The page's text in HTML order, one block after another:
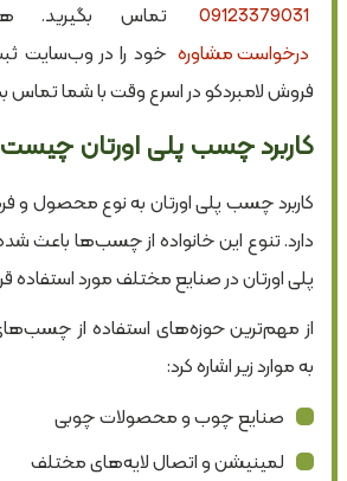
09123379031
تماس بگیرید.
درخواست مشاوره خود را در وب‌سایت
فروش لامبردکو در اسرع وقت با شما تماس
کاربرد چسب پلی اورتان
کاربرد چسب پلی اورتان به نوع محصول و
دارد. تنوع این خانواده از چسب‌ها باعث
پلی اورتان در صنایع مختلف مورد استفاده
از مهم‌ترین حوزه‌های استفاده از
به موارد زیر اشاره کرد:
صنایع چوب و محصولات چوبی
لمینیشن و اتصال لایه‌های مختلف